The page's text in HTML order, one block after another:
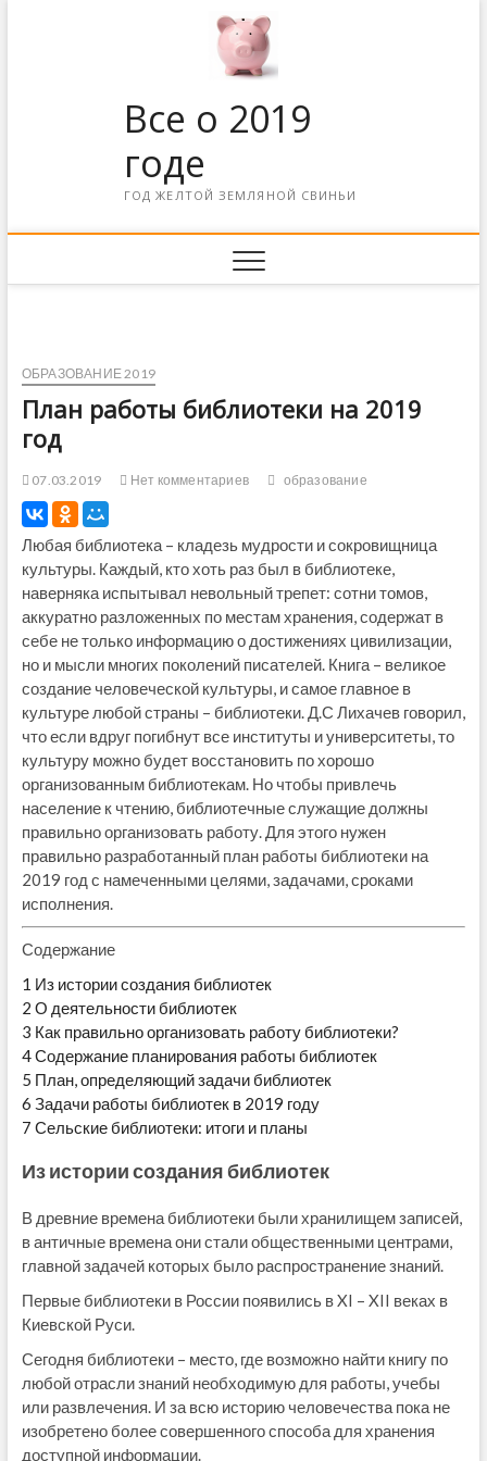
Все о 2019
годе
ГОД ЖЕЛТОЙ ЗЕМЛЯНОЙ СВИНЬИ
ОБРАЗОВАНИЕ 2019
План работы библиотеки на 2019
год
07.03.2019 Нет комментариев образование
Любая библиотека – кладезь мудрости и сокровищница
культуры. Каждый, кто хоть раз был в библиотеке,
наверняка испытывал невольный трепет: сотни томов,
аккуратно разложенных по местам хранения, содержат в
себе не только информацию о достижениях цивилизации,
но и мысли многих поколений писателей. Книга – великое
создание человеческой культуры, и самое главное в
культуре любой страны – библиотеки. Д.С Лихачев говорил,
что если вдруг погибнут все институты и университеты, то
культуру можно будет восстановить по хорошо
организованным библиотекам. Но чтобы привлечь
население к чтению, библиотечные служащие должны
правильно организовать работу. Для этого нужен
правильно разработанный план работы библиотеки на
2019 год с намеченными целями, задачами, сроками
исполнения.
Содержание
1 Из истории создания библиотек
2 О деятельности библиотек
3 Как правильно организовать работу библиотеки?
4Содержание планирования работы библиотек
5 План, определяющий задачи библиотек
6 Задачи работы библиотек в 2019 году
7 Сельские библиотеки: итоги и планы
Из истории создания библиотек
В древние времена библиотеки были хранилищем записей,
в античные времена они стали общественными центрами,
главной задачей которых было распространение знаний.
Первые библиотеки в России появились в XI – XII веках в
Киевской Руси.
Сегодня библиотеки – место, где возможно найти книгу по
любой отрасли знаний необходимую для работы, учебы
или развлечения. И за всю историю человечества пока не
изобретено более совершенного способа для хранения
доступной информации.